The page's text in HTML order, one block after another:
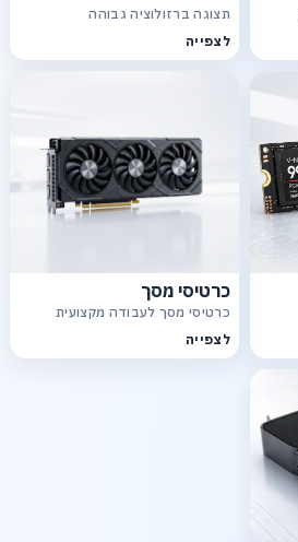
תצוגה ברזולוציה גבוהה
לצפייה
כרטיסי מסך
כרטיסי מסך לעבודה מקצועית
לצפייה